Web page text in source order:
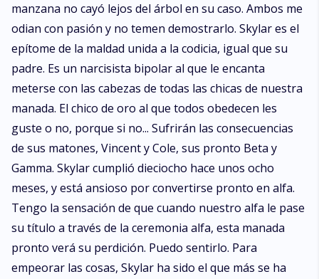
manzana no cayó lejos del árbol en su caso. Ambos me
odian con pasión y no temen demostrarlo. Skylar es el
epítome de la maldad unida a la codicia, igual que su
padre. Es un narcisista bipolar al que le encanta
meterse con las cabezas de todas las chicas de nuestra
manada. El chico de oro al que todos obedecen les
guste o no, porque si no... Sufrirán las consecuencias
de sus matones, Vincent y Cole, sus pronto Beta y
Gamma. Skylar cumplió dieciocho hace unos ocho
meses, y está ansioso por convertirse pronto en alfa.
Tengo la sensación de que cuando nuestro alfa le pase
su título a través de la ceremonia alfa, esta manada
pronto verá su perdición. Puedo sentirlo. Para
empeorar las cosas, Skylar ha sido el que más se ha